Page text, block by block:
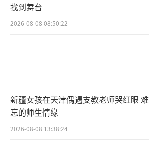
找到舞台
2026-08-08 08:50:22
新疆女孩在天津偶遇支教老师哭红眼 难
忘的师生情缘
2026-08-08 13:38:24